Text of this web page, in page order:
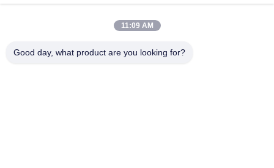
SBR Neoprenstoff
11:09 AM
Good day, what product are you looking for?